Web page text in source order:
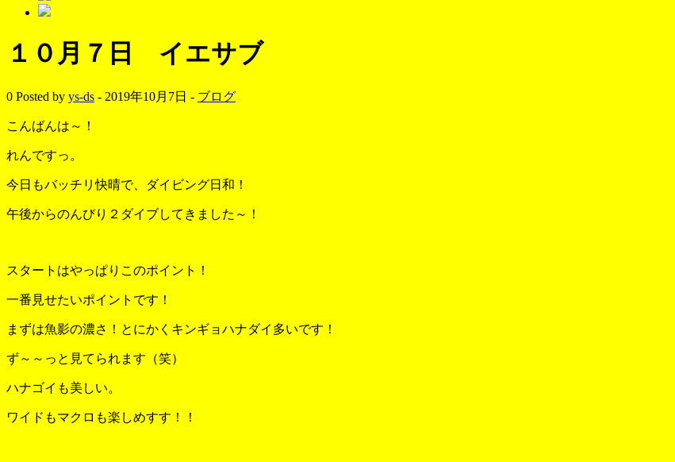
１０月７日 イエサブ
0 Posted by ys-ds - 2019年10月7日 - ブログ
こんばんは～！
れんですっ。
今日もバッチリ快晴で、ダイビング日和！
午後からのんびり２ダイブしてきました～！
スタートはやっぱりこのポイント！
一番見せたいポイントです！
まずは魚影の濃さ！とにかくキンギョハナダイ多いです！
ず～～っと見てられます（笑）
ハナゴイも美しい。
ワイドもマクロも楽しめすす！！